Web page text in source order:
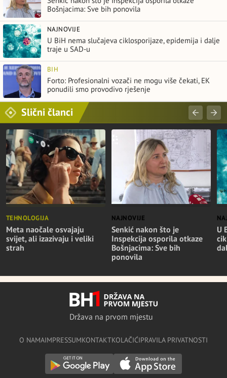
Bošnjacima: Sve bih ponovila
NAJNOVIJE
U BiH nema slučajeva ciklosporijaze, epidemija i dalje
traje u SAD-u
BIH
Forto: Profesionalni vozači ne mogu više čekati, EK
ponudili smo provodivo rješenje
Slični članci
TEHNOLOGIJA
Meta naočale osvajaju
svijet, ali izazivaju i veliki
strah
NAJNOVIJE
Senkić nakon što je
Inspekcija osporila otkaze
Bošnjacima: Sve bih
ponovila
U
Država na prvom mjestu
O NAMAIMPRESSUMKONTAKTKOLAČIĆIPRAVILA PRIVATNOSTI